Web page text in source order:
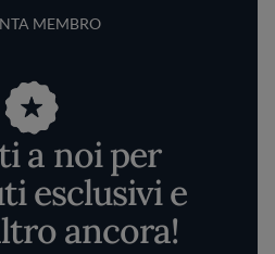
MEMBRO
a noi per
esclusivi e
ancora!